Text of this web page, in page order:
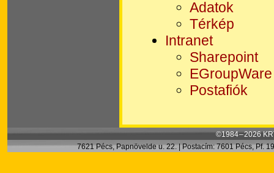
Adatok
Térkép
Intranet
Sharepoint
EGroupWare
Postafiók
©1984 – 2026
7621 Pécs, Papnövelde u. 22. | Postacím: 7601 Pécs, Pf.